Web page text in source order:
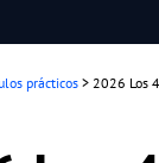
prácticos > 2026 Los